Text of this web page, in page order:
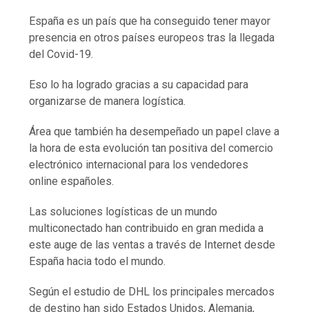
España es un país que ha conseguido tener mayor
presencia en otros países europeos tras la llegada
del Covid-19.
Eso lo ha logrado gracias a su capacidad para
organizarse de manera logística.
Área que también ha desempeñado un papel clave a
la hora de esta evolución tan positiva del comercio
electrónico internacional para los vendedores
online españoles.
Las soluciones logísticas de un mundo
multiconectado han contribuido en gran medida a
este auge de las ventas a través de Internet desde
España hacia todo el mundo.
Según el estudio de DHL los principales mercados
de destino han sido Estados Unidos, Alemania,